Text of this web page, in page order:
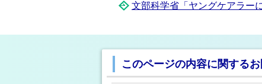
文部科学省「ヤングケアラー
このページの内容に関する